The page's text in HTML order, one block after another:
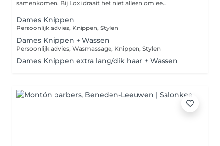
samenkomen. Bij Loxi draait het niet alleen om ee...
Dames Knippen
Persoonlijk advies, Knippen, Stylen
Dames Knippen + Wassen
Persoonlijk advies, Wasmassage, Knippen, Stylen
Dames Knippen extra lang/dik haar + Wassen